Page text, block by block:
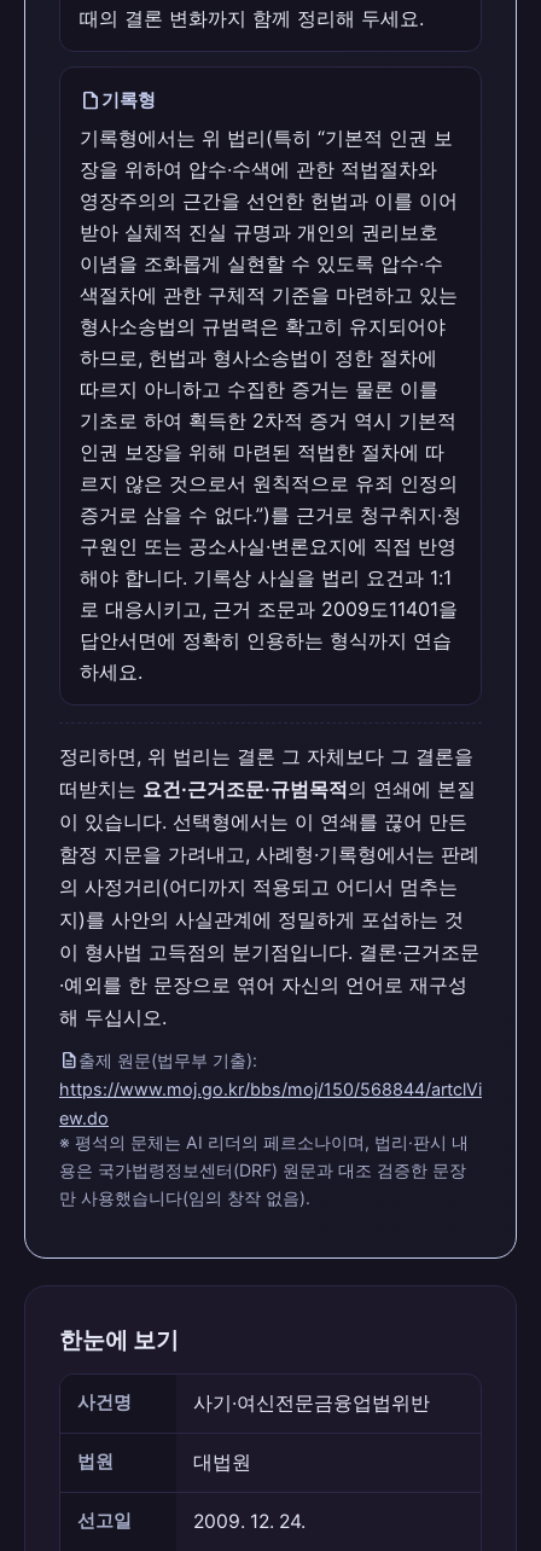
때의 결론 변화까지 함께 정리해 두세요.
draft 기록형
기록형에서는 위 법리(특히 “기본적 인권 보
장을 위하여 압수·수색에 관한 적법절차와
영장주의의 근간을 선언한 헌법과 이를 이어
받아 실체적 진실 규명과 개인의 권리보호
이념을 조화롭게 실현할 수 있도록 압수·수
색절차에 관한 구체적 기준을 마련하고 있는
형사소송법의 규범력은 확고히 유지되어야
하므로, 헌법과 형사소송법이 정한 절차에
따르지 아니하고 수집한 증거는 물론 이를
기초로 하여 획득한 2차적 증거 역시 기본적
인권 보장을 위해 마련된 적법한 절차에 따
르지 않은 것으로서 원칙적으로 유죄 인정의
증거로 삼을 수 없다.”)를 근거로 청구취지·청
구원인 또는 공소사실·변론요지에 직접 반영
해야 합니다. 기록상 사실을 법리 요건과 1:1
로 대응시키고, 근거 조문과 2009도11401을
답안서면에 정확히 인용하는 형식까지 연습
하세요.
정리하면, 위 법리는 결론 그 자체보다 그 결론을
떠받치는 요건·근거조문·규범목적의 연쇄에 본질
이 있습니다. 선택형에서는 이 연쇄를 끊어 만든
함정 지문을 가려내고, 사례형·기록형에서는 판례
의 사정거리(어디까지 적용되고 어디서 멈추는
지)를 사안의 사실관계에 정밀하게 포섭하는 것
이 형사법 고득점의 분기점입니다. 결론·근거조문
·예외를 한 문장으로 엮어 자신의 언어로 재구성
해 두십시오.
description출제 원문(법무부 기출):
https://www.moj.go.kr/bbs/moj/150/568844/artclVi
ew.do
※ 평석의 문체는 AI 리더의 페르소나이며, 법리·판시 내
용은 국가법령정보센터(DRF) 원문과 대조 검증한 문장
만 사용했습니다(임의 창작 없음).
한눈에 보기
사건명 사기·여신전문금융업법위반
법원 대법원
선고일 2009. 12. 24.